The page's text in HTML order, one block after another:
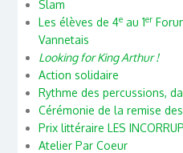
Slam
Les élèves de 4eau 1er
Vannetais
Looking for King Arthur !
Action solidaire
Rythme des percussions,
Cérémonie de la remise
Prix littéraire LES
Atelier Par Coeur